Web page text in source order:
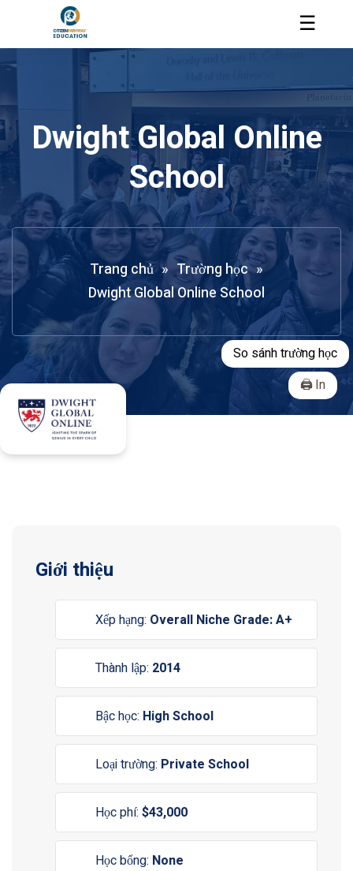
☰
Dwight Global Online
School
Trang chủ » Trường học »
Dwight Global Online School
So sánh trường học
In
Giới thiệu
Xếp hạng: Overall Niche Grade: A+
Thành lập: 2014
Bậc học: High School
Loại trường: Private School
Học phí: $43,000
Học bổng: None